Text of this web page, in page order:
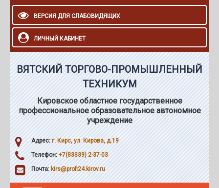
ВЕРСИЯ ДЛЯ СЛАБОВИДЯЩИХ
ЛИЧНЫЙ КАБИНЕТ
ВЯТСКИЙ ТОРГОВО-ПРОМЫШЛЕННЫЙ
ТЕХНИКУМ
Кировское областное государственное
профессиональное образовательное автономное
учреждение
Адрес: г. Кирс, ул. Кирова, д.19
Телефон: +7(83339) 2-37-03
Почта: kirs@profi24.kirov.ru